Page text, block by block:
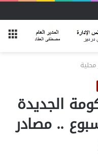
محلية
الجديدة
.. مصادر